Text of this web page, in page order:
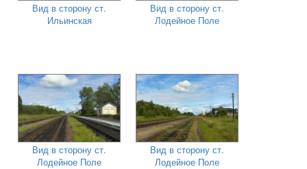
Вид в сторону ст.
Ильинская
Вид в сторону ст.
Лодейное Поле
Вид в сторону ст.
Лодейное Поле
Вид в сторону ст.
Лодейное Поле